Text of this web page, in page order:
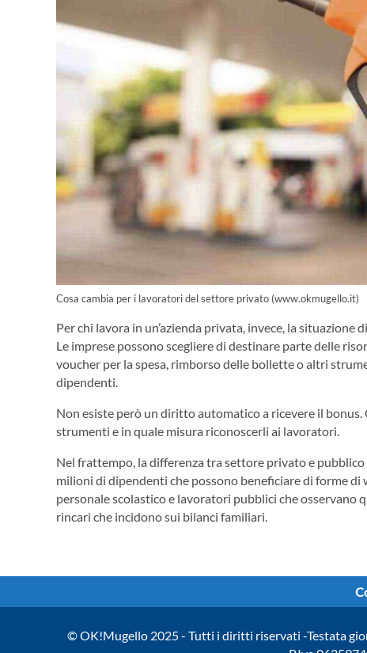
Cosa cambia per i lavoratori del settore privato (www.okmugello.it)
Per chi lavora in un’azienda privata, invece, la
Le imprese possono scegliere di destinare parte delle
voucher per la spesa, rimborso delle bollette o altri
dipendenti.
Non esiste però un diritto automatico a ricevere il
strumenti e in quale misura riconoscerli ai lavoratori.
Nel frattempo, la differenza tra settore privato e
milioni di dipendenti che possono beneficiare di forme di
personale scolastico e lavoratori pubblici che
rincari che incidono sui bilanci familiari.
© OK!Mugello 2025 - Tutti i diritti riservati -Testata